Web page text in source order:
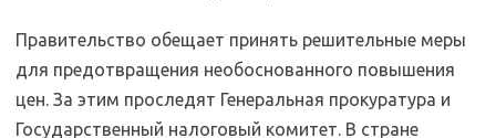
Правительство обещает принять решительные меры
для предотвращения необоснованного повышения
цен. За этим проследят Генеральная прокуратура и
Государственный налоговый комитет. В стране